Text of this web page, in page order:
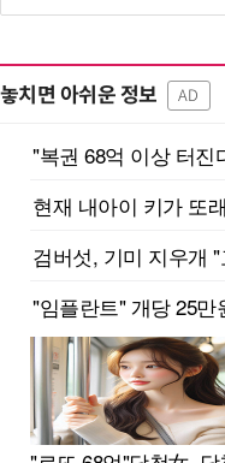
놓치면 아쉬운 정보 AD